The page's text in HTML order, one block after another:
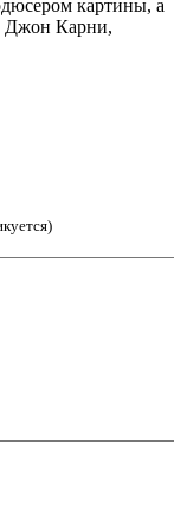
картины, а
Джон Карни,